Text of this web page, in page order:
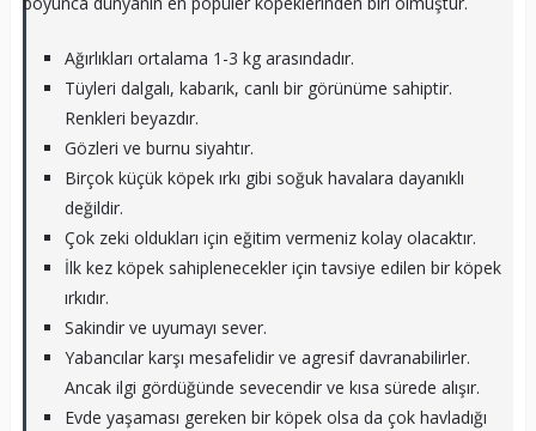
Ağırlıkları ortalama 1-3 kg arasındadır.
Tüyleri dalgalı, kabarık, canlı bir görünüme sahiptir.
Renkleri beyazdır.
Gözleri ve burnu siyahtır.
Birçok küçük köpek ırkı gibi soğuk havalara dayanıklı
değildir.
Çok zeki oldukları için eğitim vermeniz kolay olacaktır.
İlk kez köpek sahiplenecekler için tavsiye edilen bir köpek
ırkıdır.
Sakindir ve uyumayı sever.
Yabancılar karşı mesafelidir ve agresif davranabilirler.
Ancak ilgi gördüğünde sevecendir ve kısa sürede alışır.
Evde yaşaması gereken bir köpek olsa da çok havladığı